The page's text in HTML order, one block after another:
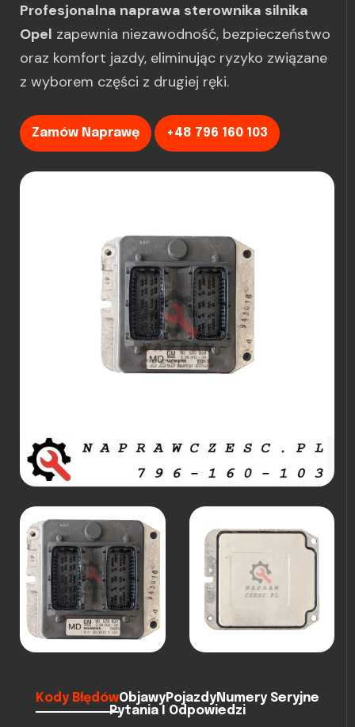
Profesjonalna naprawa sterownika silnika
Opel zapewnia niezawodność, bezpieczeństwo
oraz komfort jazdy, eliminując ryzyko związane
z wyborem części z drugiej ręki.
Zamów Naprawę +48 796 160 103
Kody BłędówObjawyPojazdyNumery Seryjne
Pytania I Odpowiedzi